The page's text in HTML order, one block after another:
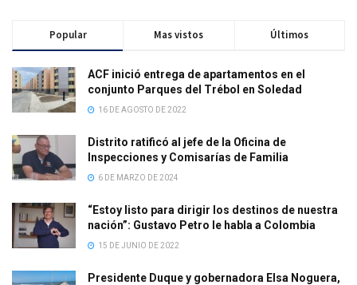
Popular Mas vistos Últimos
ACF inició entrega de apartamentos en el
conjunto Parques del Trébol en Soledad
16 DE AGOSTO DE 2022
Distrito ratificó al jefe de la Oficina de
Inspecciones y Comisarías de Familia
6 DE MARZO DE 2024
“Estoy listo para dirigir los destinos de nuestra
nación”: Gustavo Petro le habla a Colombia
15 DE JUNIO DE 2022
Presidente Duque y gobernadora Elsa Noguera,